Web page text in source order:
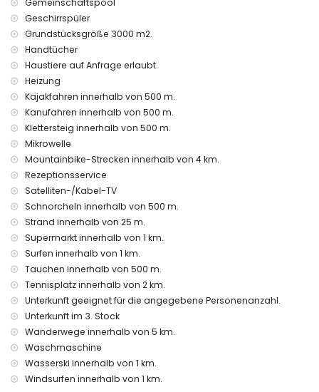
Staubsauger sowie Bügeleisen und Bügelbrett
Bettwäsche und Handtücher
Rezeptionsdienst und 24-Stunden-Notdienst
Elektrische Heizung
Einrichtungen und Dienstleistungen gegen Aufpreis
Flughafentransfer
Zusatzbett und Kinderbett (auf Anfrage)
Unterhaltungs- und Freizeitaktivitäten für Ihren Urlaub in
Jávea, Costa Blanca
Promenade (El Arenal und Jávea) (innerhalb von 1000
Metern vom Haus)
Kino, Theater, Nachtclub und Bar (innerhalb von 5
Kilometern vom Haus)
Sehenswürdigkeiten und Kultur in Jávea, Costa Blanca
Puerto, Jávea), Ruine (Pueblo Histórico, Jávea), Monument
(Molinos de Viento, Jávea), architektonisches Gebäude
(Histórico de Jávea), historischer Ort (Pueblo Histórico und
Jávea) (innerhalb von 5 Kilometern von der Unterkunft)
Burg (Portal de la Vila und Denia) (innerhalb von 25
Kilometern von der Unterkunft)
Sport
Tauchen, Schnorcheln, Surfen, Windsurfen und Wasserski
Geschirrspüler
Grundstücksgröße 3000 m2.
Handtücher
Haustiere auf Anfrage erlaubt.
Heizung
Kajakfahren innerhalb von 500 m.
Kanufahren innerhalb von 500 m.
Klettersteig innerhalb von 500 m.
Mikrowelle
Mountainbike-Strecken innerhalb von 4 km.
Rezeptionsservice
Satelliten-/Kabel-TV
Schnorcheln innerhalb von 500 m.
Strand innerhalb von 25 m.
Supermarkt innerhalb von 1 km.
Surfen innerhalb von 1 km.
Tauchen innerhalb von 500 m.
Tennisplatz innerhalb von 2 km.
Unterkunft geeignet für die angegebene Personenanzahl.
Unterkunft im 3. Stock
Wanderwege innerhalb von 5 km.
Waschmaschine
Wasserski innerhalb von 1 km.
Windsurfen innerhalb von 1 km.